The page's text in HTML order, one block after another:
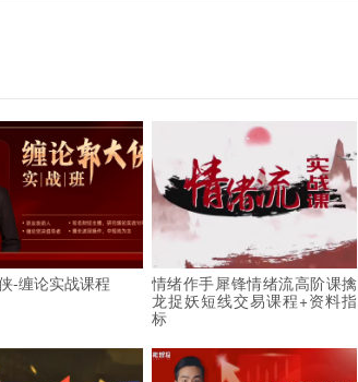
-缠论实战课程
情绪作手犀锋情绪流高阶课擒
龙捉妖短线交易课程+资料指
标